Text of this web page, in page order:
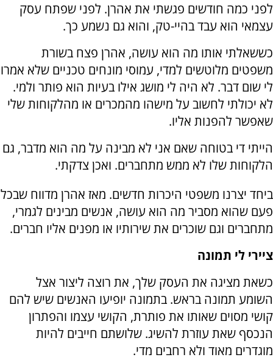
לפני כמה חודשים פגשתי את אהרן. לפני שפתח עסק
עצמאי הוא עבד בהיי-טק, והוא גם נשמע כך.
כששאלתי אותו מה הוא עושה, אהרן פצח בשורת
משפטים מלוטשים למדי, עמוסי מונחים טכניים שלא אמרו
לי שום דבר. לא היה לי מושג אילו בעיות הוא פותר ולמי.
לא יכולתי לחשוב על מישהו מהמכרים או מהלקוחות שלי
שאפשר להפנות אליו.
הייתי די בטוחה שאם אני לא מבינה על מה הוא מדבר, גם
הלקוחות שלו לא ממש מתחברים. ואכן צדקתי.
ביחד יצרנו משפטי היכרות חדשים. מאז אהרן מדווח שבכל
פעם שהוא מסביר מה הוא עושה, אנשים מבינים לגמרי,
מתחברים וגם שוכרים את שירותיו או מפנים אליו חברים.
ציירי לי תמונה
כשאת מציגה את העסק שלך, את רוצה ליצור אצל
השומע תמונה בראש. בתמונה יופיעו האנשים שיש להם
קושי מסוים שאותו את פותרת, הקושי עצמו והפתרון
הנכסף שאת עוזרת להשיג. שלושתם חייבים להיות
מוגדרים מאוד ולא רחבים מדי.